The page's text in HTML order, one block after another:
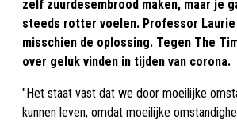
zelf zuurdesembrood maken, maar je
steeds rotter voelen. Professor
misschien de oplossing. Tegen The
over geluk vinden in tijden van corona.
"Het staat vast dat we door moeilijke
kunnen leven, omdat moeilijke